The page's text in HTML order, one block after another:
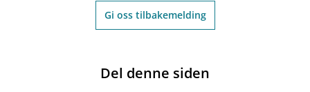
Gi oss tilbakemelding
Del denne siden